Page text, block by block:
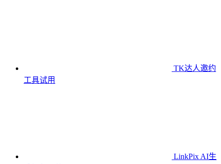
TK达人邀约
工具试用
LinkPix AI生